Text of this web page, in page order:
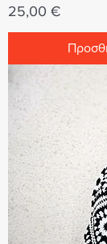
Τιμή
25,00 €